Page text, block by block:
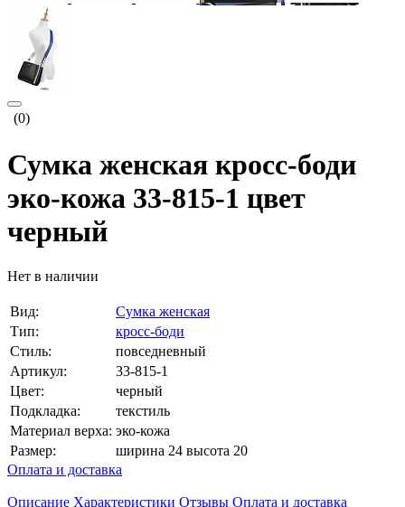
(0)
Сумка женская кросс-боди
эко-кожа 33-815-1 цвет
черный
Нет в наличии
Вид:
Сумка женская
Тип:
кросс-боди
Стиль:
повседневный
Артикул:
33-815-1
Цвет:
черный
Подкладка:
текстиль
Материал верха: эко-кожа
Размер:
ширина 24 высота 20
Оплата и доставка
Описание Характеристики Отзывы Оплата и доставка